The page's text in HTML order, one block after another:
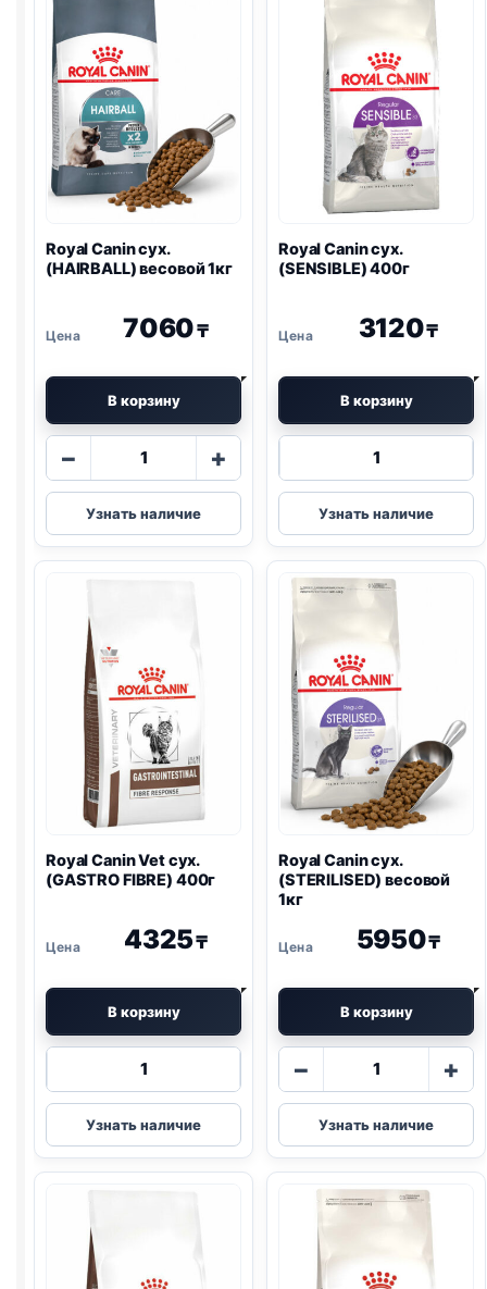
весовой
1кг
Royal Canin сух.
(HAIRBALL) весовой 1кг
7060₸
В корзину
−
Количество
Royal
Canin
сух.
+
Узнать наличие
Royal Canin сух.
(SENSIBLE) 400г
3120₸
В корзину
Количество
Royal
Canin
сух.
400г
Узнать наличие
Royal Canin Vet сух.
(GASTRO FIBRE) 400г
4325₸
В корзину
Количество
Royal
Canin
Vet
Узнать наличие
Royal Canin сух.
(STERILISED) весовой
1кг
5950₸
В корзину
−
Количество
Royal
Canin
сух.
(STERILISED)
весовой
+
Узнать наличие